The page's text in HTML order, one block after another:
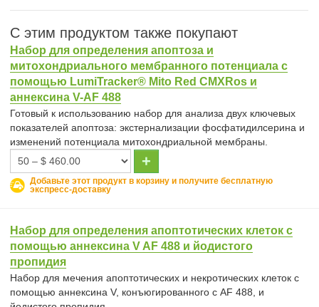
С этим продуктом также покупают
Набор для определения апоптоза и
митохондриального мембранного потенциала с
помощью LumiTracker® Mito Red CMXRos и
аннексина V-AF 488
Готовый к использованию набор для анализа двух ключевых
показателей апоптоза: экстернализации фосфатидилсерина и
изменений потенциала митохондриальной мембраны.
Добавьте этот продукт в корзину и получите бесплатную
экспресс-доставку
Набор для определения апоптотических клеток с
помощью аннексина V AF 488 и йодистого
пропидия
Набор для мечения апоптотических и некротических клеток с
помощью аннексина V, конъюгированного с AF 488, и